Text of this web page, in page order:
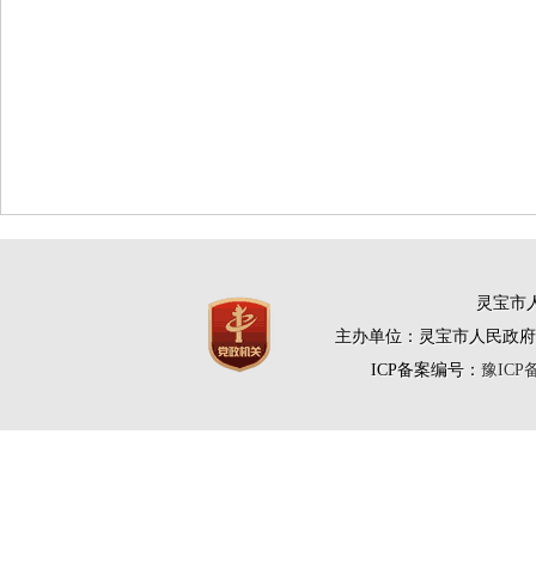
灵宝市
主办单位：灵宝市人民政
ICP备案编号： 豫ICP